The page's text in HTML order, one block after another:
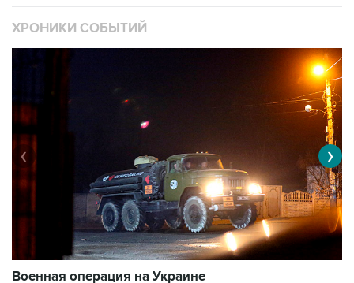
Военная операция на Украине
❮ ❯